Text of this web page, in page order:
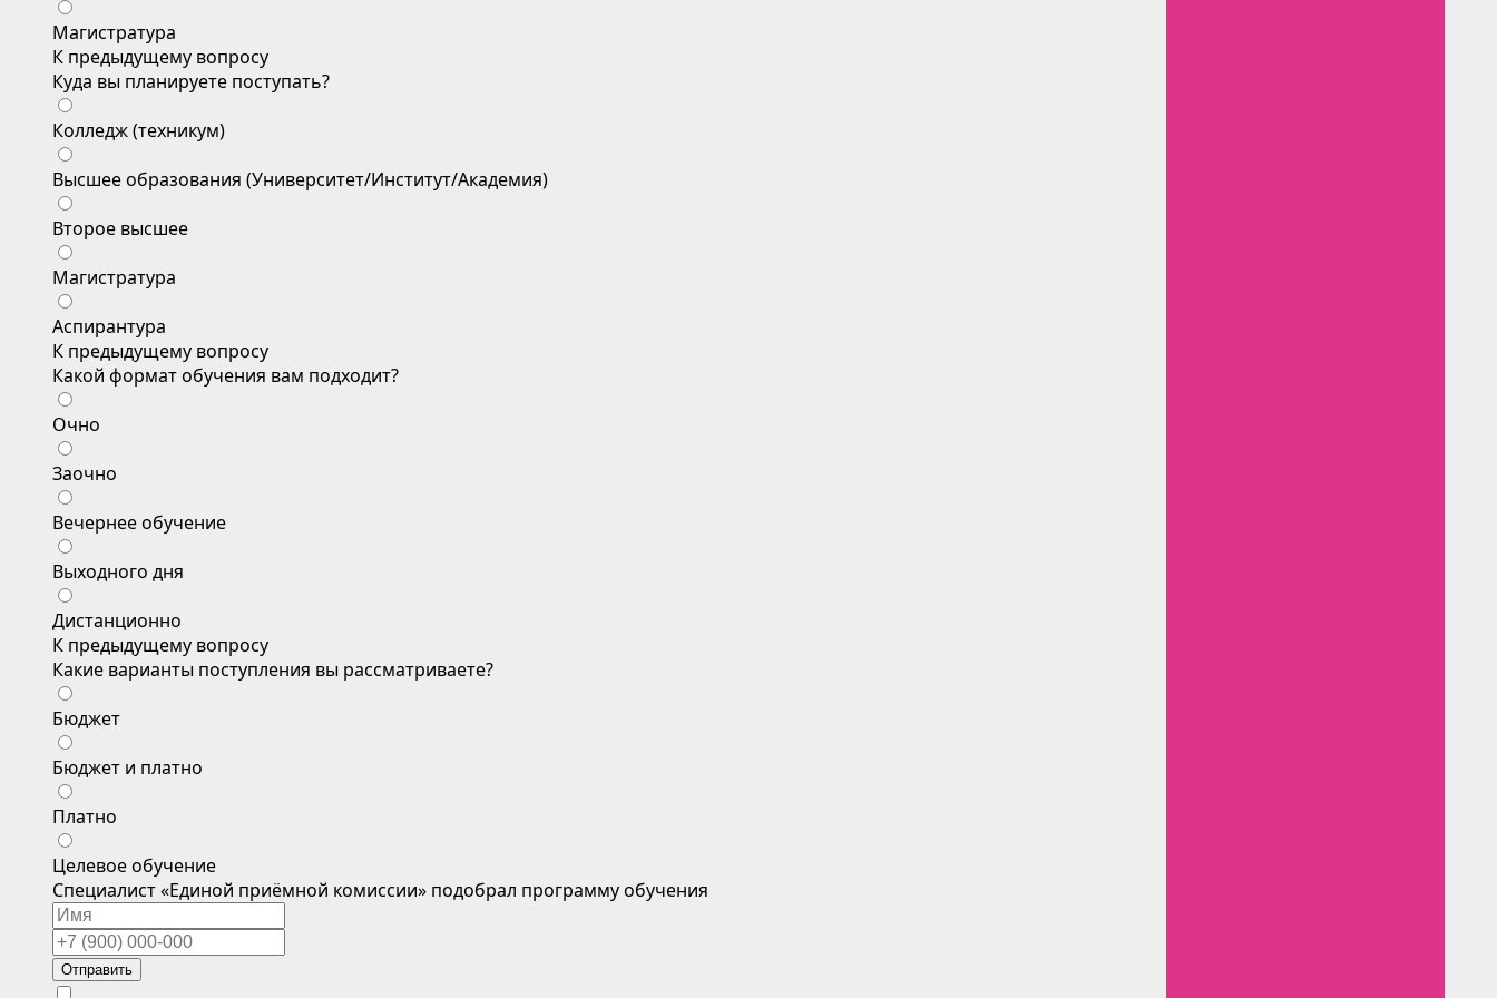
Магистратура
К предыдущему вопросу
Куда вы планируете поступать?
Колледж (техникум)
Высшее образования (Университет/Институт/Академия)
Второе высшее
Магистратура
Аспирантура
К предыдущему вопросу
Какой формат обучения вам подходит?
Очно
Заочно
Вечернее обучение
Выходного дня
Дистанционно
К предыдущему вопросу
Какие варианты поступления вы рассматриваете?
Бюджет
Бюджет и платно
Платно
Целевое обучение
Специалист «Единой приёмной комиссии» подобрал программу обучения
Отправить